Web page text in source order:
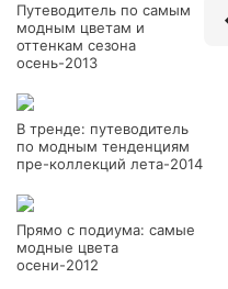
Путеводитель по самым
модным цветам и
оттенкам сезона
осень-2013
В тренде: путеводитель
по модным тенденциям
пре-коллекций лета-2014
Прямо с подиума: самые
модные цвета
осени-2012